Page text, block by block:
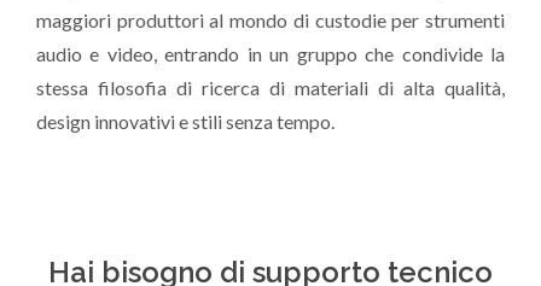
maggiori produttori al mondo di custodie per strumenti
audio e video, entrando in un gruppo che condivide la
stessa filosofia di ricerca di materiali di alta qualità,
design innovativi e stili senza tempo.
Hai bisogno di supporto tecnico